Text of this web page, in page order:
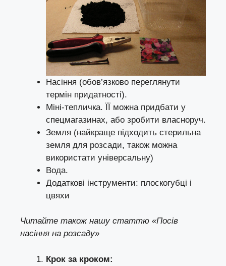
Насіння (обов’язково переглянути
термін придатності).
Міні-тепличка. ЇЇ можна придбати у
спецмагазинах, або зробити власноруч.
Земля (найкраще підходить стерильна
земля для розсади, також можна
використати універсальну)
Вода.
Додаткові інструменти: плоскогубці і
цвяхи
Читайте також нашу статтю «Посів
насіння на розсаду»
Крок за кроком: